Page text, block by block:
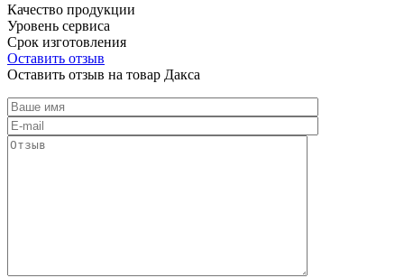
Качество продукции
Уровень сервиса
Срок изготовления
Оставить отзыв
Оставить отзыв на товар Дакса